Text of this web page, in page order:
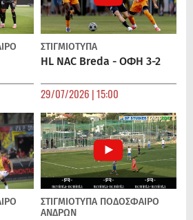
ΣΤΙΓΜΙΟΤΥΠΑ
HL NAC Breda - ΟΦΗ 3-2
29/07/2026 | 15:00
ΣΤΙΓΜΙΟΤΥΠΑ ΠΟΔΌΣΦΑΙΡΟ
ΑΝΔΡΏΝ